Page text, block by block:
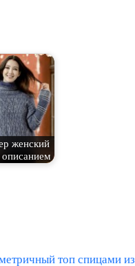
женский
топ спицами из